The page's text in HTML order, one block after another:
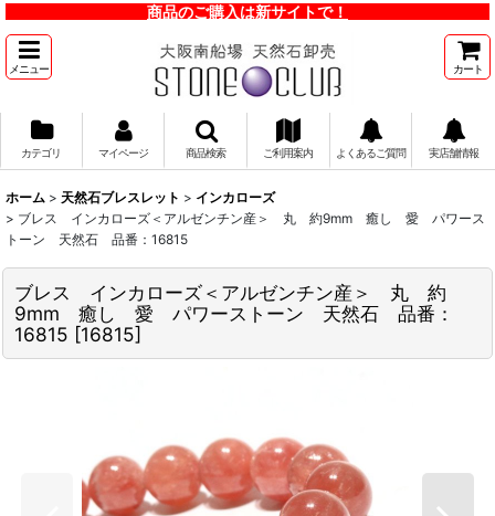
商品のご購入は新サイトで！
メニュー カート
カテゴリ マイページ 商品検索 ご利用案内 よくあるご質問 実店舗情報
ホーム > 天然石ブレスレット > インカローズ
> ブレス インカローズ＜アルゼンチン産＞ 丸 約9mm 癒し 愛 パワース
トーン 天然石 品番：16815
ブレス インカローズ＜アルゼンチン産＞ 丸 約
9mm 癒し 愛 パワーストーン 天然石 品番：
16815 [16815]